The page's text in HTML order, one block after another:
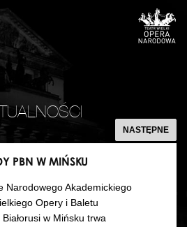
MIŃSKU
NASTĘPNE
PBN W MIŃSKU
Narodowego Akademickiego
Opery i Baletu
w Mińsku trwa